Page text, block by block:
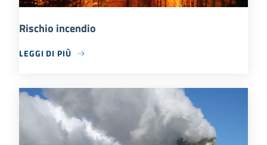
Rischio incendio
LEGGI DI PIÙ